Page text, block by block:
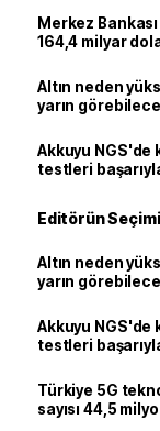
Merkez
164,4 milyar
Altın neden
yarın
Akkuyu NGS'de
testleri
Editörün Seçimi
Altın neden
yarın
Akkuyu NGS'de
testleri
Türkiye 5G
sayısı 44,5